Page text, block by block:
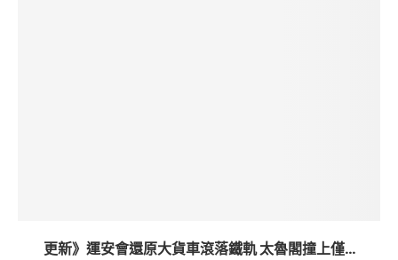
更新》運安會還原大貨車滾落鐵軌 太魯閣撞上僅...